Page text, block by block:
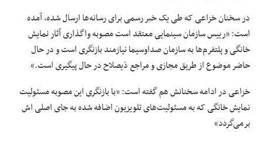
در سخنان خزاعی که طی یک خبر رسمی برای رسانه‌ها ارسال شده، آمده
است: «رییس سازمان سینمایی معتقد است مصوبه واگذاری آثار نمایش
خانگی و پلتفرم‌ها به سازمان صداوسیما نیازمند بازنگری است و در حال
حاضر موضوع از طریق مجازی و مراجع ذیصلاح در حال پیگیری است.»
خزاعی در ادامه سخنانش هم گفته است: «با بازنگری این مصوبه مسئولیت
نمایش خانگی که به مسئولیت‌های تلویزیون اضافه شده به جای اصلی اش
برمی‌گردد»